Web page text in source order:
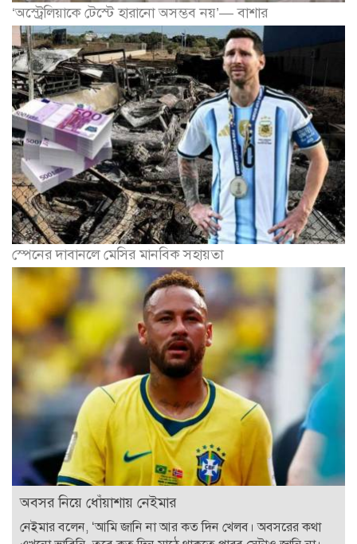
‘অস্ট্রেলিয়াকে টেস্টে হারানো অসম্ভব নয়’— বাশার
স্পেনের দাবানলে মেসির মানবিক সহায়তা
অবসর নিয়ে ধোঁয়াশায় নেইমার
নেইমার বলেন, ‘আমি জানি না আর কত দিন খেলব। অবসরের কথা